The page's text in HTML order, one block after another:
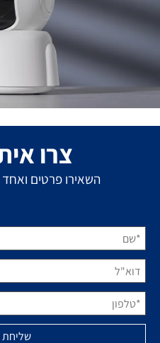
צרו
השאירו פרטים ואחד